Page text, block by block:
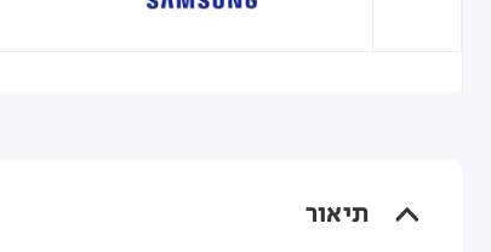
תיאור